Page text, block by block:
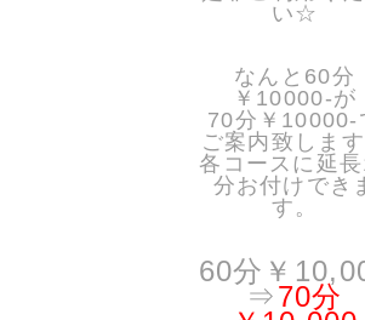
い☆
なんと60分
￥10000-が
70分￥10000-
ご案内致しま
各コースに延
分お付けでき
す。
60分￥
⇒70分